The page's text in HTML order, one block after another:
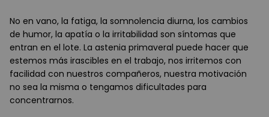
No en vano, la fatiga, la somnolencia diurna, los cambios
de humor, la apatía o la irritabilidad son síntomas que
entran en el lote. La astenia primaveral puede hacer que
estemos más irascibles en el trabajo, nos irritemos con
facilidad con nuestros compañeros, nuestra motivación
no sea la misma o tengamos dificultades para
concentrarnos.